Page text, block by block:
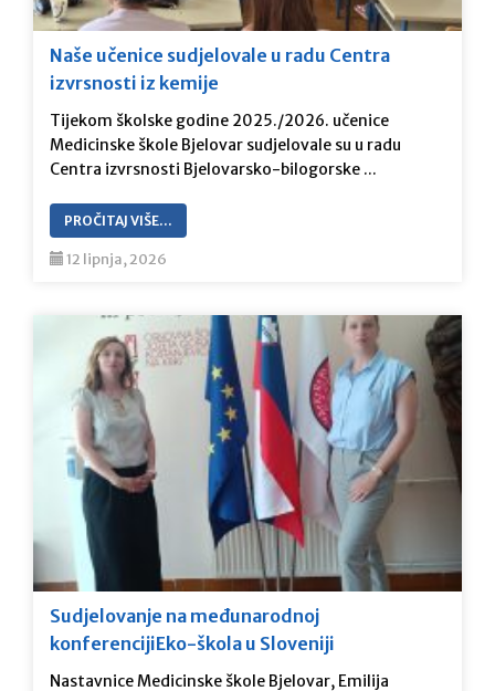
Naše učenice sudjelovale u radu Centra
izvrsnosti iz kemije
Tijekom školske godine 2025./2026. učenice
Medicinske škole Bjelovar sudjelovale su u radu
Centra izvrsnosti Bjelovarsko-bilogorske ...
PROČITAJ VIŠE…
12 lipnja, 2026
Sudjelovanje na međunarodnoj
konferencijiEko-škola u Sloveniji
Nastavnice Medicinske škole Bjelovar, Emilija